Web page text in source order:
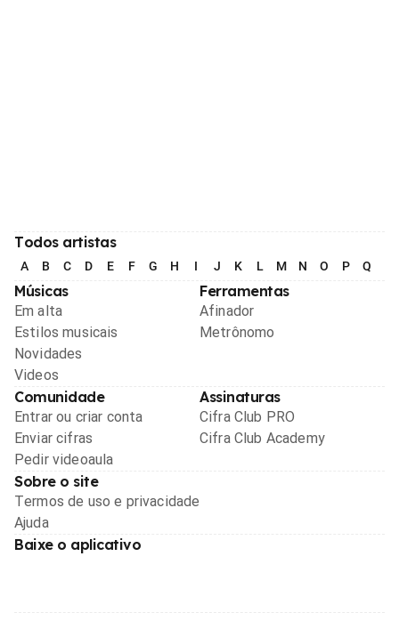
Todos artistas
A B C D E F G H I J K L M N O P Q
Músicas
Em alta
Estilos musicais
Novidades
Videos
Ferramentas
Afinador
Metrônomo
Comunidade
Entrar ou criar conta
Enviar cifras
Pedir videoaula
Assinaturas
Cifra Club PRO
Cifra Club Academy
Sobre o site
Termos de uso e privacidade
Ajuda
Baixe o aplicativo